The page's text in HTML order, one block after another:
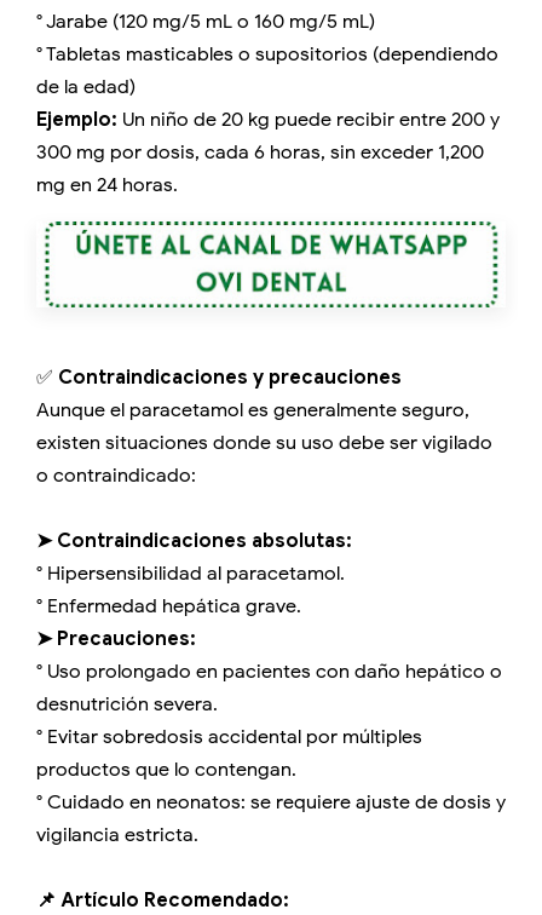
° Jarabe (120 mg/5 mL o 160 mg/5 mL)
° Tabletas masticables o supositorios (dependiendo
de la edad)
Ejemplo: Un niño de 20 kg puede recibir entre 200 y
300 mg por dosis, cada 6 horas, sin exceder 1,200
mg en 24 horas.
✅ Contraindicaciones y precauciones
Aunque el paracetamol es generalmente seguro,
existen situaciones donde su uso debe ser vigilado
o contraindicado:
➤ Contraindicaciones absolutas:
° Hipersensibilidad al paracetamol.
° Enfermedad hepática grave.
➤ Precauciones:
° Uso prolongado en pacientes con daño hepático o
desnutrición severa.
° Evitar sobredosis accidental por múltiples
productos que lo contengan.
° Cuidado en neonatos: se requiere ajuste de dosis y
vigilancia estricta.
📌 Artículo Recomendado: